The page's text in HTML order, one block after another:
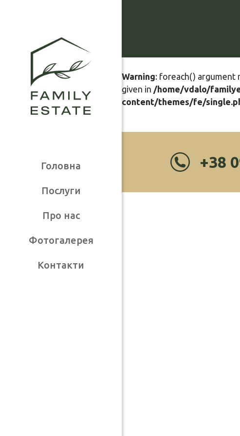
Головна
Послуги
Про нас
Фотогалерея
Контакти
Warning: foreach() argument
given in /home/vdalo/
content/themes/fe/
+38